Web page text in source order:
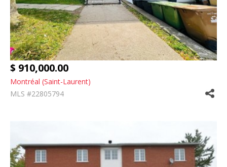
$ 910,000.00
Montréal (Saint-Laurent)
MLS #22805794